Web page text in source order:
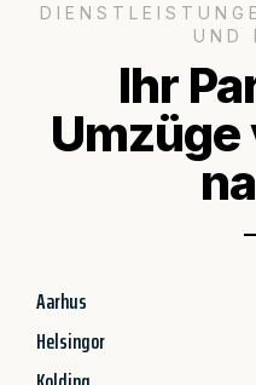
UND
Ihr
Umzüge
Aarhus
Helsingor